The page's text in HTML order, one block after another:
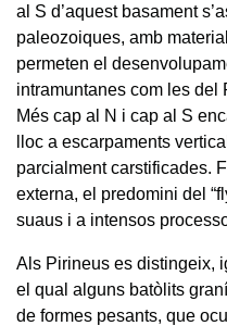
al S d’aquest basament
paleozoiques, amb
permeten el
intramuntanes com les del
Més cap al N i cap al S
lloc a escarpaments
parcialment carstificades.
externa, el predomini del
suaus i a intensos
Als Pirineus es distingeix,
el qual alguns batòlits
de formes pesants, que